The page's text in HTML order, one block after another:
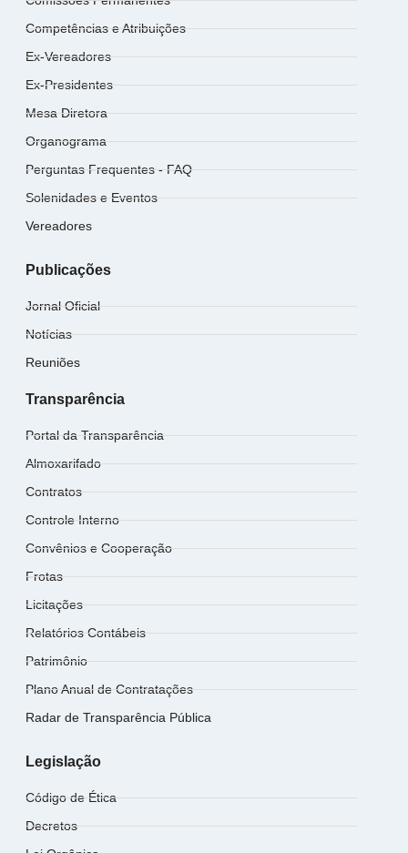
Competências e Atribuições
Ex-Vereadores
Ex-Presidentes
Mesa Diretora
Organograma
Perguntas Frequentes - FAQ
Solenidades e Eventos
Vereadores
Publicações
Jornal Oficial
Notícias
Reuniões
Transparência
Portal da Transparência
Almoxarifado
Contratos
Controle Interno
Convênios e Cooperação
Frotas
Licitações
Relatórios Contábeis
Patrimônio
Plano Anual de Contratações
Radar de Transparência Pública
Legislação
Código de Ética
Decretos